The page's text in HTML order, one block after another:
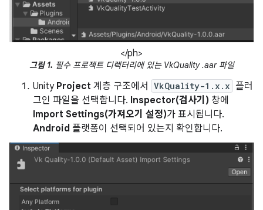
</ph>
그림 1. 필수 프로젝트 디렉터리에 있는 VkQuality .aar 파일
Unity Project 계층 구조에서 VkQuality-1.x.x 플러
그인 파일을 선택합니다. Inspector(검사기) 창에
Import Settings(가져오기 설정)가 표시됩니다.
Android 플랫폼이 선택되어 있는지 확인합니다.